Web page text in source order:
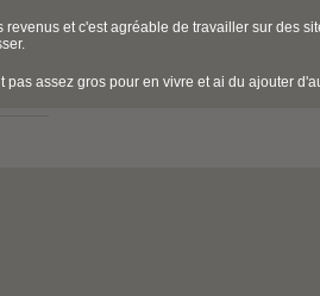
revenus et c'est agréable de travailler sur des
pas assez gros pour en vivre et ai du ajouter